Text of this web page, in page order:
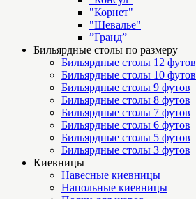
"Корнет"
"Шевалье"
”Гранд”
Бильярдные столы по размеру
Бильярдные столы 12 футов
Бильярдные столы 10 футов
Бильярдные столы 9 футов
Бильярдные столы 8 футов
Бильярдные столы 7 футов
Бильярдные столы 6 футов
Бильярдные столы 5 футов
Бильярдные столы 3 футов
Киевницы
Навесные киевницы
Напольные киевницы